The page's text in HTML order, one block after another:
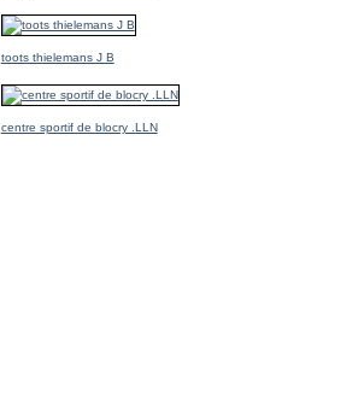
toots thielemans J B
centre sportif de blocry .LLN